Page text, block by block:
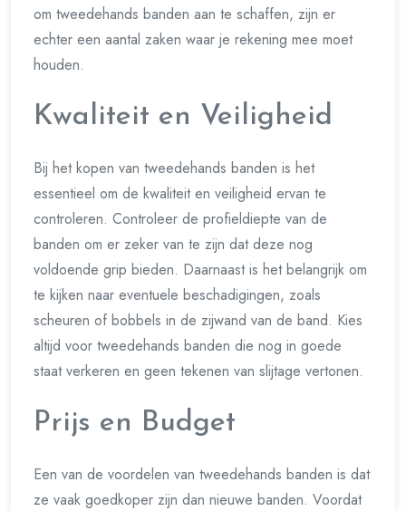
om tweedehands banden aan te schaffen, zijn er
echter een aantal zaken waar je rekening mee moet
houden.
Kwaliteit en Veiligheid
Bij het kopen van tweedehands banden is het
essentieel om de kwaliteit en veiligheid ervan te
controleren. Controleer de profieldiepte van de
banden om er zeker van te zijn dat deze nog
voldoende grip bieden. Daarnaast is het belangrijk om
te kijken naar eventuele beschadigingen, zoals
scheuren of bobbels in de zijwand van de band. Kies
altijd voor tweedehands banden die nog in goede
staat verkeren en geen tekenen van slijtage vertonen.
Prijs en Budget
Een van de voordelen van tweedehands banden is dat
ze vaak goedkoper zijn dan nieuwe banden. Voordat